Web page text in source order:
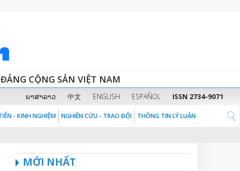
CỘNG SẢN VIỆT NAM
ພາສາລາວ 中文 ENGLISH ESPAÑOL ISSN 2734-9071
- KINH NGHIỆM NGHIÊN CỨU - TRAO ĐỔI THÔNG TIN LÝ LUẬN
MỚI NHẤT